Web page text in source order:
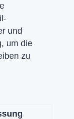
und
um die
zu